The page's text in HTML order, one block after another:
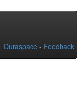
Duraspace - Feedback